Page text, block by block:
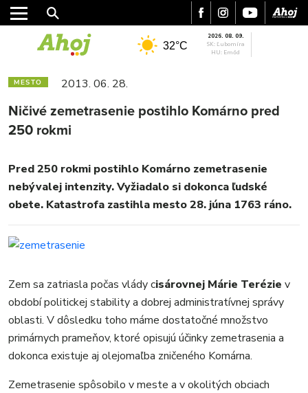
MESTO
REGIÓN
KULTÚRA
VIDEO
32°C
2026. 08. 09.
SK: Ľubomíra
HU: Emőd
MESTO 2013. 06. 28.
Ničivé zemetrasenie postihlo Komárno pred
250 rokmi
Pred 250 rokmi postihlo Komárno zemetrasenie
nebývalej intenzity. Vyžiadalo si dokonca ľudské
obete. Katastrofa zastihla mesto 28. júna 1763 ráno.
Zem sa zatriasla počas vlády cisárovnej Márie Terézie v
období politickej stability a dobrej administratívnej správy
oblasti. V dôsledku toho máme dostatočné množstvo
primárnych prameňov, ktoré opisujú účinky zemetrasenia a
dokonca existuje aj olejomaľba zničeného Komárna.
Zemetrasenie spôsobilo v meste a v okolitých obciach